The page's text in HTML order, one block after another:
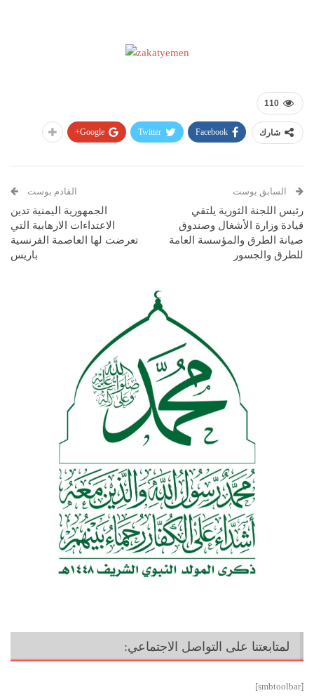
110
شارك Facebook
Twitter
Google+
السابق بوست
رئيس اللجنة الثورية يلتقي
قيادة وزارة الأشغال وصندوق
صيانة الطرق والمؤسسة العامة
للطرق والجسور
القادم بوست
الجمهورية اليمنية تدين
الاعتداءات الارهابية التي
تعرضت لها العاصمة الفرنسية
باريس
لمتابعتنا على التواصل الاجتماعي:
[smbtoolbar]